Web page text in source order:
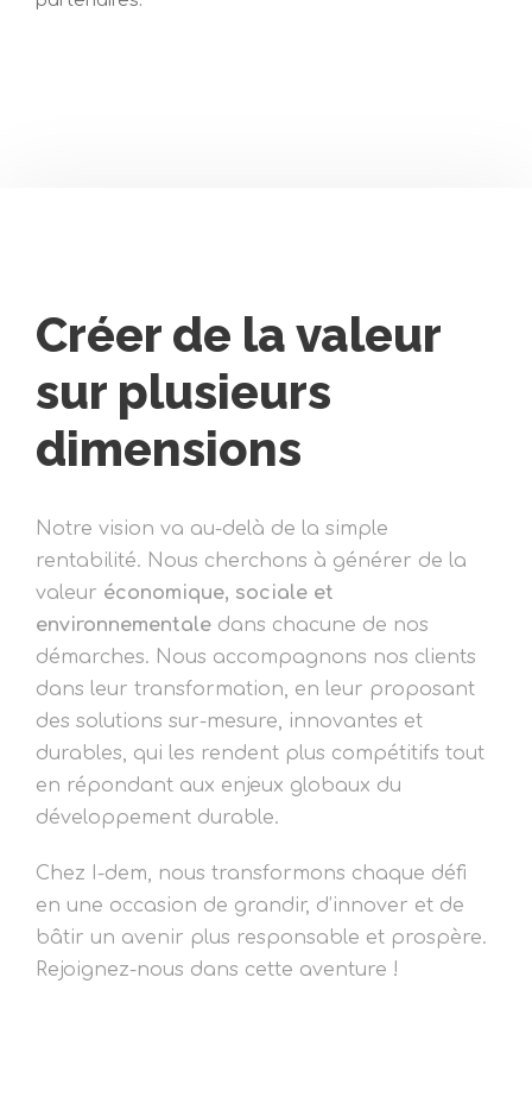
Créer de la valeur
sur plusieurs
dimensions
Notre vision va au-delà de la simple
rentabilité. Nous cherchons à générer de la
valeur économique, sociale et
environnementale dans chacune de nos
démarches. Nous accompagnons nos clients
dans leur transformation, en leur proposant
des solutions sur-mesure, innovantes et
durables, qui les rendent plus compétitifs tout
en répondant aux enjeux globaux du
développement durable.
Chez I-dem, nous transformons chaque défi
en une occasion de grandir, d’innover et de
bâtir un avenir plus responsable et prospère.
Rejoignez-nous dans cette aventure !